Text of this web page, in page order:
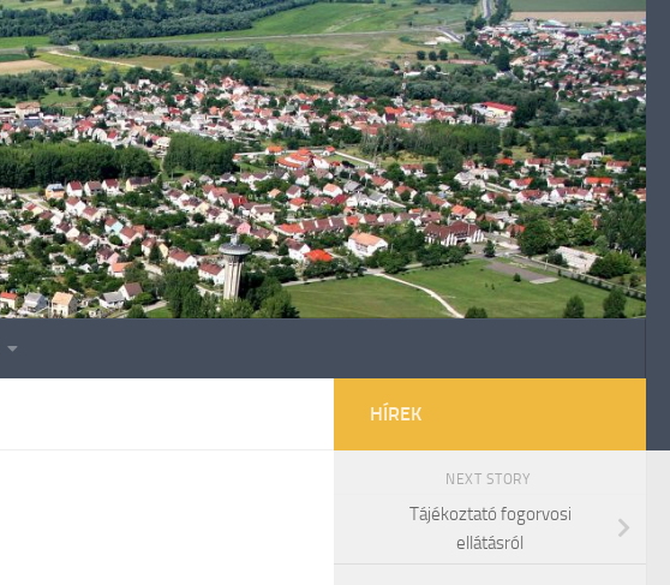
HÍREK
NEXT STORY
Tájékoztató fogorvosi
ellátásról